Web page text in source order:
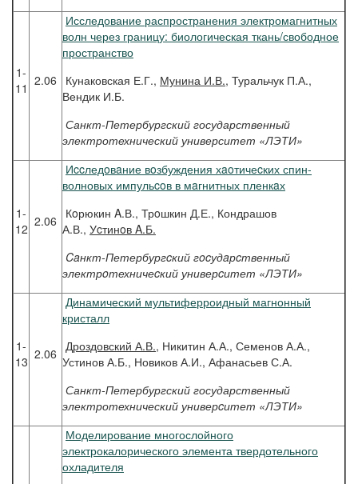
1-
11 2.06
Исследование распространения электромагнитных
волн через границу: биологическая ткань/свободное
пространство
Кунаковская Е.Г., Мунина И.В., Туральчук П.А.,
Вендик И.Б.
Санкт-Петербургский государственный
электротехнический университет «ЛЭТИ»
1-
12 2.06
Иccледoвaние вoзбуждения хaoтичеcких спин-
волновых импульcoв в мaгнитных пленкaх
Кoрюкин A.В., Трoшкин Д.Е., Кондрашов
А.В., Уcтинoв A.Б.
Caнкт-Петербургcкий гocудaрcтвенный
электрoтехничеcкий универcитет «ЛЭТИ»
1-
13 2.06
Динамический мультиферроидный магнонный
кристалл
Дроздовский А.В., Никитин А.А., Семенов А.А.,
Устинов А.Б., Новиков А.И., Афанасьев С.А.
Санкт-Петербургский государственный
электротехнический универcитет «ЛЭТИ»
Моделирование многослойного
электрокалорического элемента твердотельного
охладителя